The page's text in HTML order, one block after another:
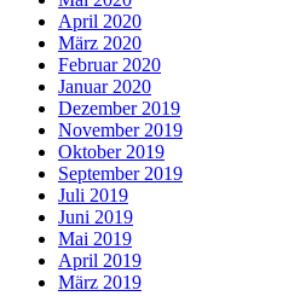
April 2020
März 2020
Februar 2020
Januar 2020
Dezember 2019
November 2019
Oktober 2019
September 2019
Juli 2019
Juni 2019
Mai 2019
April 2019
März 2019